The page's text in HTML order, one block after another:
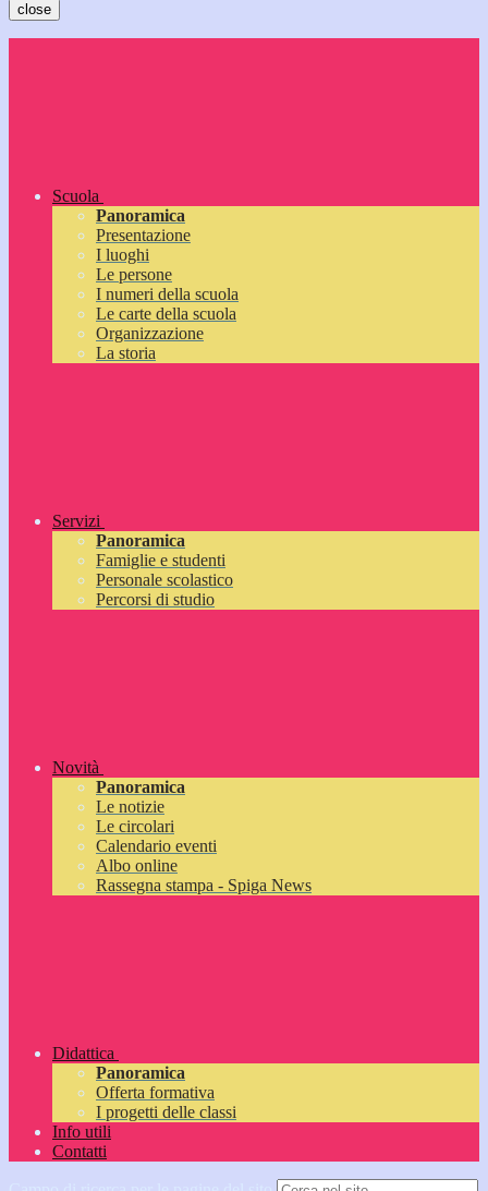
close
Scuola
Panoramica
Presentazione
I luoghi
Le persone
I numeri della scuola
Le carte della scuola
Organizzazione
La storia
Servizi
Panoramica
Famiglie e studenti
Personale scolastico
Percorsi di studio
Novità
Panoramica
Le notizie
Le circolari
Calendario eventi
Albo online
Rassegna stampa - Spiga News
Didattica
Panoramica
Offerta formativa
I progetti delle classi
Info utili
Contatti